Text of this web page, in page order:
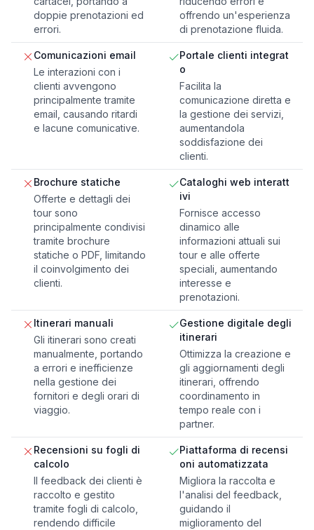
doppie prenotazioni ed
errori.
offrendo un'esperienza
di prenotazione fluida.
Comunicazioni email
Le interazioni con i
clienti avvengono
principalmente tramite
email, causando ritardi
e lacune comunicative.
Portale clienti integrat
o
Facilita la
comunicazione diretta e
la gestione dei servizi,
aumentandola
soddisfazione dei
clienti.
Brochure statiche
Offerte e dettagli dei
tour sono
principalmente condivisi
tramite brochure
statiche o PDF, limitando
il coinvolgimento dei
clienti.
Cataloghi web interatt
ivi
Fornisce accesso
dinamico alle
informazioni attuali sui
tour e alle offerte
speciali, aumentando
interesse e
prenotazioni.
Itinerari manuali
Gli itinerari sono creati
manualmente, portando
a errori e inefficienze
nella gestione dei
fornitori e degli orari di
viaggio.
Gestione digitale degli
itinerari
Ottimizza la creazione e
gli aggiornamenti degli
itinerari, offrendo
coordinamento in
tempo reale con i
partner.
Recensioni su fogli di
calcolo
Il feedback dei clienti è
raccolto e gestito
tramite fogli di calcolo,
rendendo difficile
Piattaforma di recensi
oni automatizzata
Migliora la raccolta e
l'analisi del feedback,
guidando il
miglioramento del